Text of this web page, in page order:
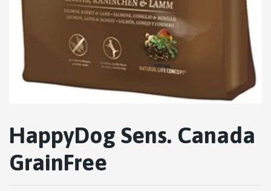
HappyDog Sens. Canada
GrainFree